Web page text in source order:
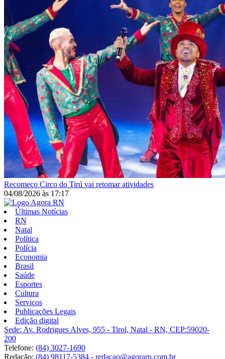
Recomeço Circo do Tirú vai retomar atividades
04/08/2026 às 17:17
Últimas Notícias
RN
Natal
Política
Polícia
Economia
Brasil
Saúde
Esportes
Cultura
Serviços
Publicações Legais
Edição digital
Sede: Av. Rodrigues Alves, 955 - Tirol, Natal - RN, CEP:59020-
200
Telefone: (84) 3027-1690
Redação: (84) 98117-5384 - redacao@agorarn.com.br